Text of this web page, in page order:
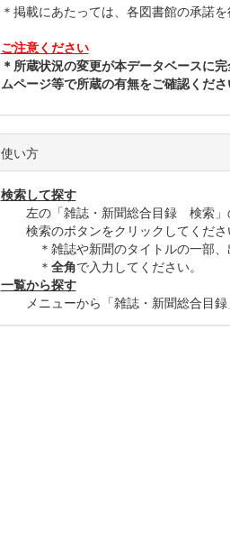
＊掲載にあたっては、各図書館の承諾
ご注意ください
＊所蔵状況の変更が本データベースに
ムページ等で所蔵の有無をご確認くださ
使い方
検索して探す
左の「雑誌・新聞総合目録 検索」
検索のボタンをクリックしてくださ
＊雑誌や新聞のタイトルの一部、出
＊ 全角で入力してください。
一覧から探す
メニューから「雑誌・新聞総合目録